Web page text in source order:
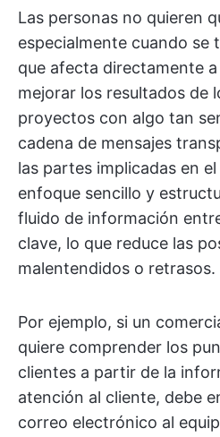
Las personas no quieren
especialmente cuando se
que afecta directamente
mejorar los resultados de
proyectos con algo tan
cadena de mensajes
las partes implicadas en
enfoque sencillo y
fluido de información
clave, lo que reduce las
malentendidos o retrasos.
Por ejemplo, si un
quiere comprender los
clientes a partir de la
atención al cliente, debe
correo electrónico al